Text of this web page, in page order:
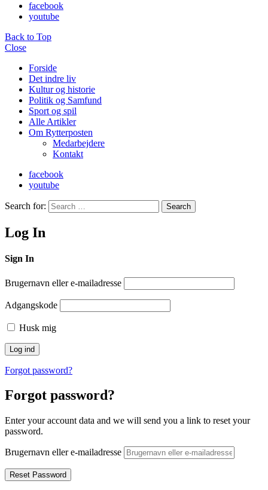
facebook
youtube
Back to Top
Close
Forside
Det indre liv
Kultur og historie
Politik og Samfund
Sport og spil
Alle Artikler
Om Rytterposten
Medarbejdere
Kontakt
facebook
youtube
Search for: Search
Log In
Sign In
Brugernavn eller e-mailadresse
Adgangskode
Husk mig
Forgot password?
Forgot password?
Enter your account data and we will send you a link to reset your
password.
Brugernavn eller e-mailadresse